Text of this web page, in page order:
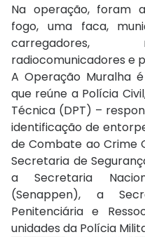
Na operação, foram
fogo, uma faca,
carregadores,
radiocomunicadores e
A Operação Muralha
que reúne a Polícia
Técnica (DPT) –
identificação de
de Combate ao Crime
Secretaria de
a Secretaria
(Senappen), a
Penitenciária e
unidades da Polícia